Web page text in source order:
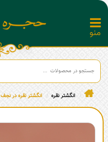
انگشتر نقره انگشتر نقره در نجف T1388